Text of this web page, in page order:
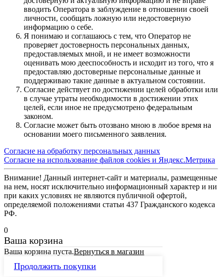
вводить Оператора в заблуждение в отношении своей
личности, сообщать ложную или недостоверную
информацию о себе.
Я понимаю и соглашаюсь с тем, что Оператор не
проверяет достоверность персональных данных,
предоставляемых мной, и не имеет возможности
оценивать мою дееспособность и исходит из того, что я
предоставляю достоверные персональные данные и
поддерживаю такие данные в актуальном состоянии.
Согласие действует по достижении целей обработки или
в случае утраты необходимости в достижении этих
целей, если иное не предусмотрено федеральным
законом.
Согласие может быть отозвано мною в любое время на
основании моего письменного заявления.
Согласие на обработку персональных данных
Согласие на использование файлов cookies и Яндекс.Метрика
Внимание! Данный интернет-сайт и материалы, размещенные
на нем, носят исключительно информационный характер и ни
при каких условиях не являются публичной офертой,
определяемой положениями статьи 437 Гражданского кодекса
РФ.
0
Ваша корзина
Ваша корзина пуста.Вернуться в магазин
Продолжить покупки